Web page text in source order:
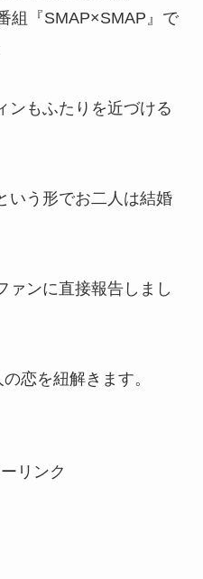
組『SMAP×SMAP』で
ンもふたりを近づける
いう形でお二人は結婚
ァンに直接報告しまし
恋を紐解きます。
リンク